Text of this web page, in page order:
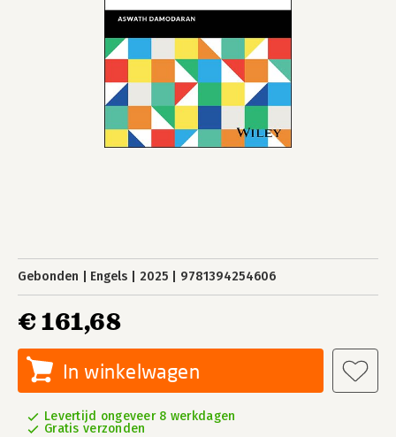
Gebonden Engels 2025 9781394254606
€ 161,68
In winkelwagen
Levertijd ongeveer 8 werkdagen
Gratis verzonden